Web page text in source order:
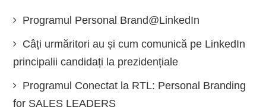
Programul Personal Brand@LinkedIn
Câți urmăritori au și cum comunică pe LinkedIn
principalii candidați la prezidențiale
Programul Conectat la RTL: Personal Branding
for SALES LEADERS